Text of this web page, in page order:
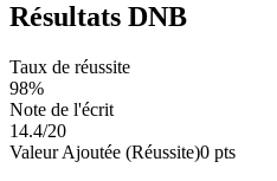
Résultats DNB
Taux de réussite
98%
Note de l'écrit
14.4/20
Valeur Ajoutée (Réussite)0 pts